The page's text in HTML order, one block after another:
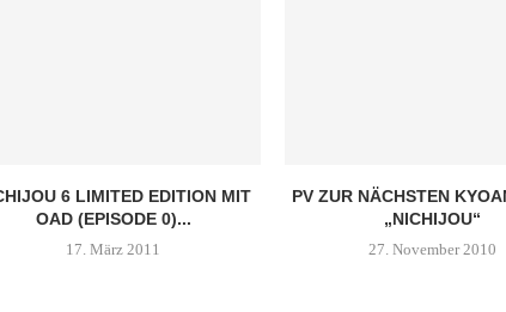
6 LIMITED EDITION MIT
OAD (EPISODE 0)...
17. März 2011
PV ZUR NÄCHSTEN
„NICHIJOU“
27. November 2010